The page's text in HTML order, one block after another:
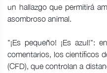
un hallazgo que permitirá
asombroso animal.
"¡Es pequeño! ¡Es azul!":
comentarios, los científicos
(CFD), que controlan a